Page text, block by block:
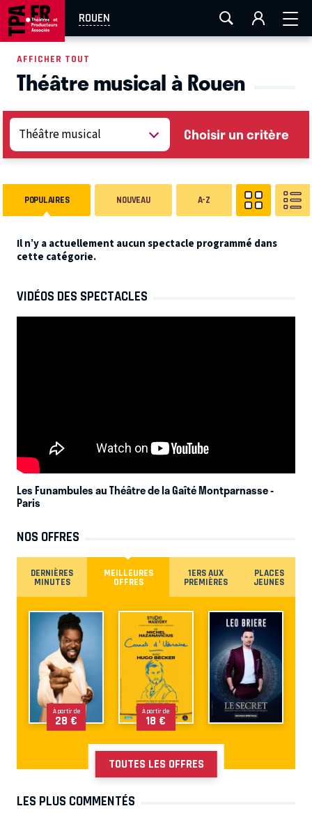
ROUEN
AIX-MARSEILLE LA ROCHELLE
EN TOURNÉE
AFFICHER TOUT
Théâtre musical à Rouen
Choisir un critère
POPULAIRES NOUVEAU A-Z
Il n’y a actuellement aucun spectacle programmé dans
cette catégorie.
VIDÉOS DES SPECTACLES
Les Funambules au Théâtre de la Gaîté Montparnasse-
Paris
NOS OFFRES
DERNIÈRES
MINUTES
MEILLEURES
OFFRES
1ERS AUX
PREMIÈRES
PLACES
JEUNES
À partir de
28 €
À partir de
18 €
TOUTES LES OFFRES
LES PLUS COMMENTÉS